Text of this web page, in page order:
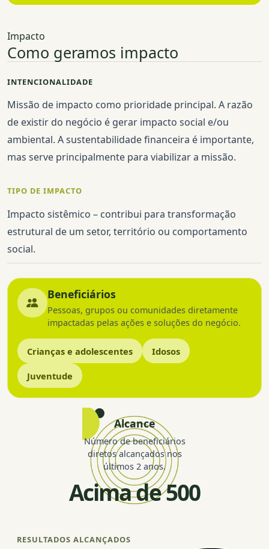
Impacto
Como geramos impacto
INTENCIONALIDADE
Missão de impacto como prioridade principal. A razão
de existir do negócio é gerar impacto social e/ou
ambiental. A sustentabilidade financeira é importante,
mas serve principalmente para viabilizar a missão.
TIPO DE IMPACTO
Impacto sistêmico – contribui para transformação
estrutural de um setor, território ou comportamento
social.
Beneficiários
Pessoas, grupos ou comunidades diretamente
impactadas pelas ações e soluções do negócio.
Crianças e adolescentes Idosos
Juventude
Alcance
Número de beneficiários
diretos alcançados nos
últimos 2 anos.
Acima de 500
RESULTADOS ALCANÇADOS